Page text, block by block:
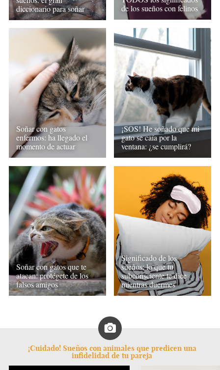
diccionario para soñar
de los sueños con felinos
Soñar con gatos
enfermos: ha llegado el
momento de actuar
¡SOS! He soñado que mi
gato se caía por la
ventana: ¿se cumplirá?
Soñar con gatos que te
atacan: protégete de los
falsos amigos
Significado de los
sueños: lo que tu
subconsciente te dice
mientras duermes
¡Cuidado! Sueños con animales que predicen una
infidelidad de tu pareja